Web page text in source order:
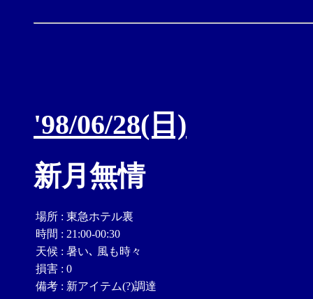
'98/06/28(日)
新月無情
場所 : 東急ホテル裏
時間 : 21:00-00:30
天候 : 暑い､ 風も時々
損害 : 0
備考 : 新アイテム(?)調達